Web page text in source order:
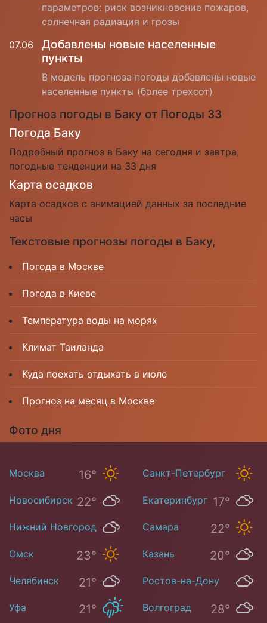
параметров: риск возникновение пожаров,
солнечная радиация и грозы
07.06
Добавлены новые населенные
пункты
В модель прогноза погоды добавлены новые
населенные пункты (более трехсот)
Прогноз погоды в Баку от Погоды 33
Погода Баку
Подробный прогноз в Баку на сегодня и завтра,
погодные тенденции на 33 дня
Карта осадков
Карта осадков с анимацией данных за последние
часы
Текстовые прогнозы погоды в Баку,
Погода в Москве
Погода в Киеве
Температура воды на морях
Климат Таиланда
Куда поехать отдыхать в июле
Прогноз на месяц в Москве
Фото дня
Москва 16° Санкт-Петербург
12°
Новосибирск 22° Екатеринбург 17°
Нижний Новгород
19°
Самара 22°
Омск 23° Казань 20°
Челябинск 21° Ростов-на-Дону
26°
Уфа 21° Волгоград 28°